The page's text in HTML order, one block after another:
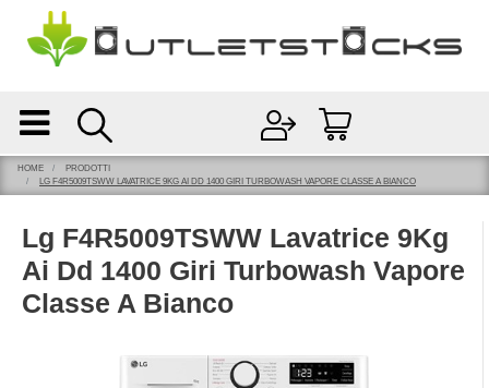
Open menu
HOME
PRODOTTI
LG F4R5009TSWW LAVATRICE 9KG AI DD 1400 GIRI TURBOWASH VAPORE CLASSE A BIANCO
Lg F4R5009TSWW Lavatrice 9Kg
Ai Dd 1400 Giri Turbowash Vapore
Classe A Bianco